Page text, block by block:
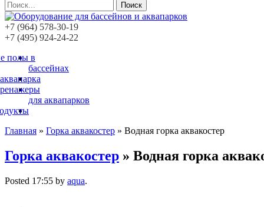
Поиск
+7 (964) 578-30-19
+7 (495) 924-24-22
полы в
бассейнах
для аквапарков
Главная » Горка аквакостер » Водная горка аквакостер
Горка аквакостер » Водная горка
Posted 17:55 by aqua.